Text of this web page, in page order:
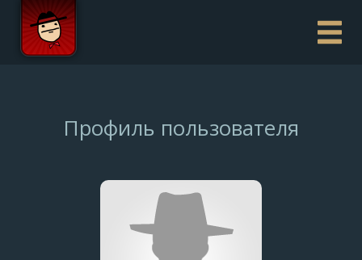
Профиль пользователя